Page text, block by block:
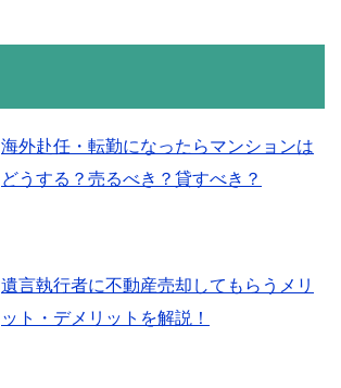
海外赴任・転勤になったらマンションは
どうする？売るべき？貸すべき？
遺言執行者に不動産売却してもらうメリ
ット・デメリットを解説！